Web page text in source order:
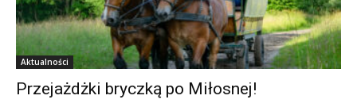
Aktualności
Przejażdżki bryczką po Miłosnej!